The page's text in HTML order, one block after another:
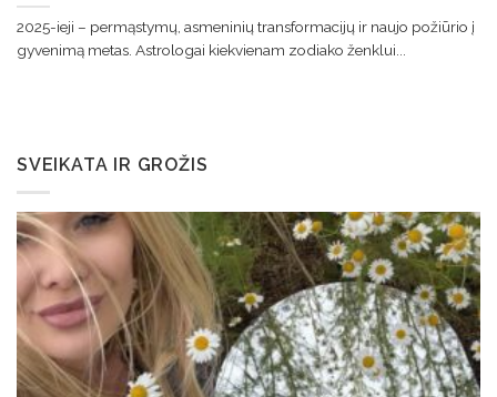
2025-ieji – permąstymų, asmeninių transformacijų ir naujo požiūrio į
gyvenimą metas. Astrologai kiekvienam zodiako ženklui...
SVEIKATA IR GROŽIS